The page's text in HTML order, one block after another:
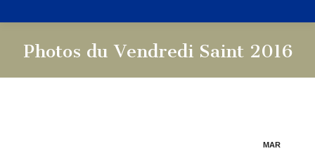
Photos du Vendredi Saint 2016
MAR